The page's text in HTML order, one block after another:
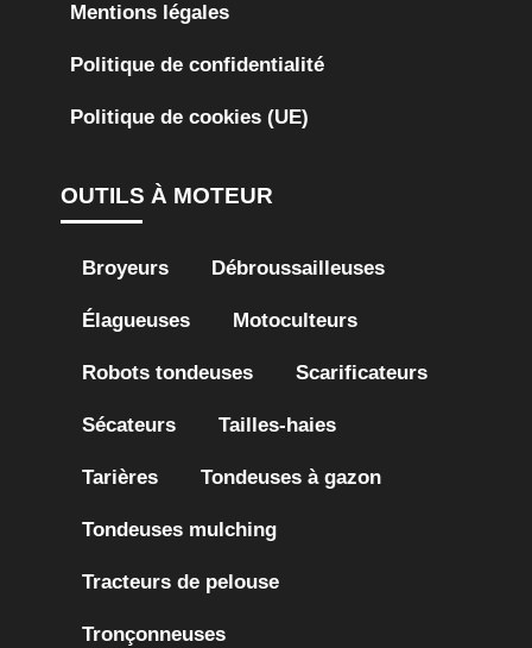
Mentions légales
Politique de confidentialité
Politique de cookies (UE)
OUTILS À MOTEUR
Broyeurs Débroussailleuses
Élagueuses Motoculteurs
Robots tondeuses Scarificateurs
Sécateurs Tailles-haies
Tarières Tondeuses à gazon
Tondeuses mulching
Tracteurs de pelouse
Tronçonneuses